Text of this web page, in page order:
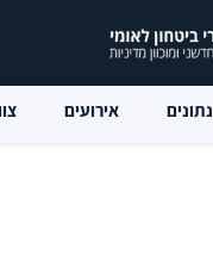
נתונים אירועים